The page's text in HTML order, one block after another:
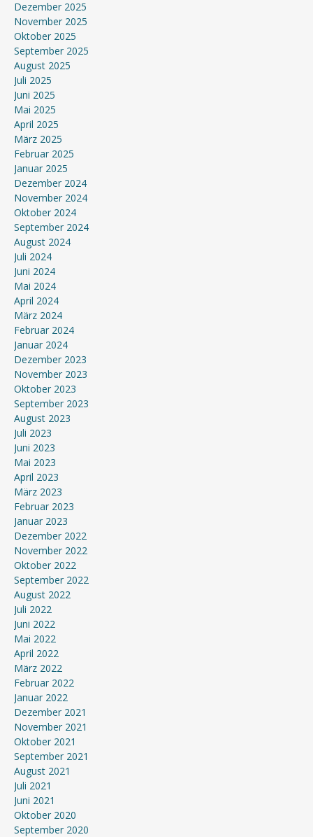
Dezember 2025
November 2025
Oktober 2025
September 2025
August 2025
Juli 2025
Juni 2025
Mai 2025
April 2025
März 2025
Februar 2025
Januar 2025
Dezember 2024
November 2024
Oktober 2024
September 2024
August 2024
Juli 2024
Juni 2024
Mai 2024
April 2024
März 2024
Februar 2024
Januar 2024
Dezember 2023
November 2023
Oktober 2023
September 2023
August 2023
Juli 2023
Juni 2023
Mai 2023
April 2023
März 2023
Februar 2023
Januar 2023
Dezember 2022
November 2022
Oktober 2022
September 2022
August 2022
Juli 2022
Juni 2022
Mai 2022
April 2022
März 2022
Februar 2022
Januar 2022
Dezember 2021
November 2021
Oktober 2021
September 2021
August 2021
Juli 2021
Juni 2021
Oktober 2020
September 2020